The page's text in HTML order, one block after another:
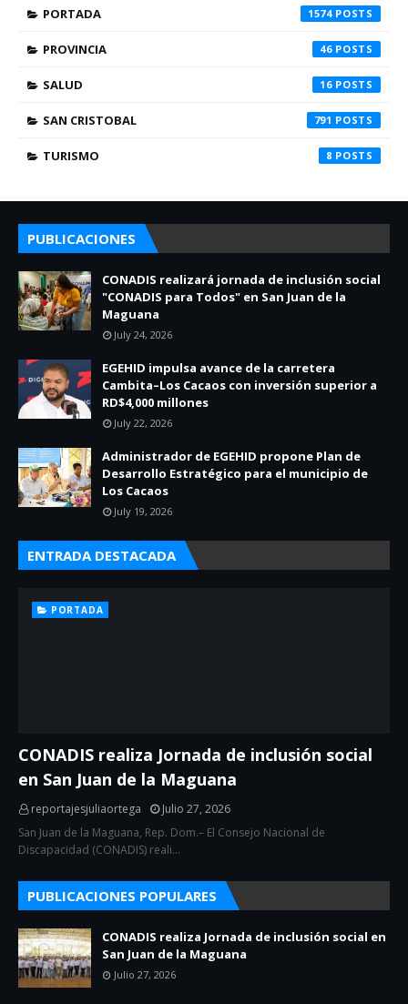
PORTADA 1574
PROVINCIA 46
SALUD 16
SAN CRISTOBAL 791
TURISMO 8
PUBLICACIONES
CONADIS realizará jornada de inclusión social
"CONADIS para Todos" en San Juan de la
Maguana
July 24, 2026
EGEHID impulsa avance de la carretera
Cambita–Los Cacaos con inversión superior a
RD$4,000 millones
July 22, 2026
Administrador de EGEHID propone Plan de
Desarrollo Estratégico para el municipio de
Los Cacaos
July 19, 2026
ENTRADA DESTACADA
PORTADA
CONADIS realiza Jornada de inclusión social
en San Juan de la Maguana
reportajesjuliaortega
Julio 27, 2026
San Juan de la Maguana, Rep. Dom.– El Consejo Nacional de
Discapacidad (CONADIS) reali…
PUBLICACIONES POPULARES
CONADIS realiza Jornada de inclusión social en
San Juan de la Maguana
Julio 27, 2026